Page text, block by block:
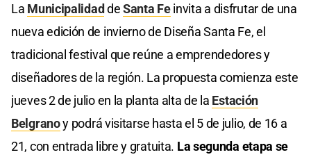
La MunicipalidaddeSanta Feinvita a disfrutar de una
nueva edición de invierno de Diseña Santa Fe, el
tradicional festival que reúne a emprendedores y
diseñadores de la región. La propuesta comienza este
jueves 2 de julio en la planta alta de la Estación
Belgranoy podrá visitarse hasta el 5 de julio, de 16 a
21, con entrada libre y gratuita. La segunda etapa se